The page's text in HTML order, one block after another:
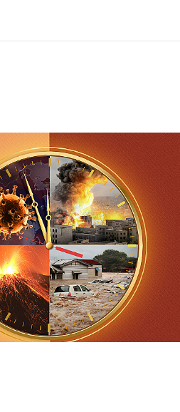
ຮ້ອງປະສານສຽງ ແລະ ເຫັນວ່າ
ະແດງອອກຂອງພວກເຂົາ, ຂ້ອຍ
. ຂ້ອຍເຕັມໄປດ້ວຍພະລັງໃນ
ນໄຫວຂອງຂ້ອຍ. ແຕ່ເມື່ອ
ງອອກຂອງຂ້ອຍກໍ່ໝົດດໄປ. ຂ້ອຍ
ອຍອິດສາພວກເຂົາ. ຂ້ອຍ
ຫັນດີຢ່າງແຮງກັບພຣະເຈົ້າ,
ມທີ່ຂ້ອຍໄດ້ທຸ້ມເທໃຫ້ກັບການຝຶກ
ງປະຕິບັດໜ້າທີ່ຂອງຂ້ອຍໂດຍຄຳ
ງການໂອກາດນັ້ນເພື່ອເຮັດໃຫ້
ານະຂອງຂ້ອຍເອງບໍ? ຂ້ອຍເຫັນ
ຣະເຈົ້າຍົກຂ້ອຍຂຶ້ນ, ແຕ່ໂດຍ
ເຮັດໃຫ້ພຣະເຈົ້າພໍໃຈໄດ້ແນວ
ໄດ້ດີ ແລະ ສິ່ງນີ້ເຮັດໃຫ້